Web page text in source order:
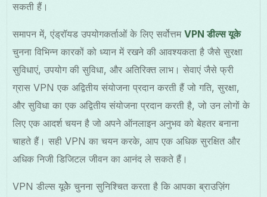
सकती हैं।
समापन में, एंड्रॉयड उपयोगकर्ताओं के लिए सर्वोत्तमVPN डील्स यूके
चुनना विभिन्न कारकों को ध्यान में रखने की आवश्यकता है जैसे सुरक्षा
सुविधाएं, उपयोग की सुविधा, और अतिरिक्त लाभ। सेवाएं जैसे फ्री
ग्रास VPN एक अद्वितीय संयोजना प्रदान करती हैं जो गति, सुरक्षा,
और सुविधा का एक अद्वितीय संयोजना प्रदान करती है, जो उन लोगों के
लिए एक आदर्श चयन है जो अपने ऑनलाइन अनुभव को बेहतर बनाना
चाहते हैं। सही VPN का चयन करके, आप एक अधिक सुरक्षित और
अधिक निजी डिजिटल जीवन का आनंद ले सकते हैं।
VPN डील्स यूकेे चुनना सुनिश्चित करता है कि आपका ब्राउज़िंग